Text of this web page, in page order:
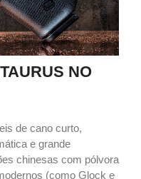
NO
de cano curto,
e grande
chinesas com pólvora
(como Glock e